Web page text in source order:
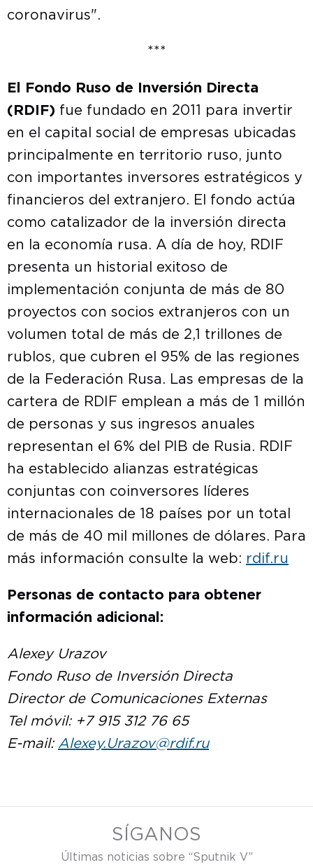
coronavirus".
***
El Fondo Ruso de Inversión Directa
(RDIF) fue fundado en 2011 para invertir
en el capital social de empresas ubicadas
principalmente en territorio ruso, junto
con importantes inversores estratégicos y
financieros del extranjero. El fondo actúa
como catalizador de la inversión directa
en la economía rusa. A día de hoy, RDIF
presenta un historial exitoso de
implementación conjunta de más de 80
proyectos con socios extranjeros con un
volumen total de más de 2,1 trillones de
rublos, que cubren el 95% de las regiones
de la Federación Rusa. Las empresas de la
cartera de RDIF emplean a más de 1 millón
de personas y sus ingresos anuales
representan el 6% del PIB de Rusia. RDIF
ha establecido alianzas estratégicas
conjuntas con coinversores líderes
internacionales de 18 países por un total
de más de 40 mil millones de dólares. Para
más información consulte la web: rdif.ru
Personas de contacto para obtener
información adicional:
Alexey Urazov
Fondo Ruso de Inversión Directa
Director de Comunicaciones Externas
Tel móvil: +7 915 312 76 65
E-mail: Alexey.Urazov@rdif.ru
SÍGANOS
Últimas noticias sobre “Sputnik V”